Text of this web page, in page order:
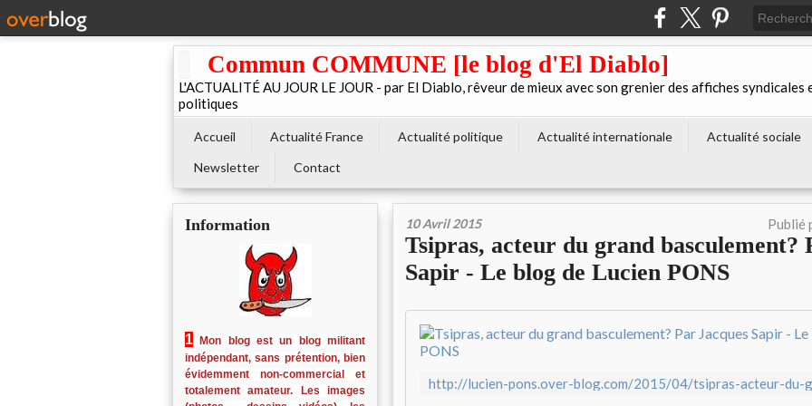
Commun COMMUNE [le blog d'El Diablo]
L'ACTUALITÉ AU JOUR LE JOUR - par El Diablo, rêveur de mieux avec son grenier des affiches syndicales
politiques
Accueil Actualité France Actualité politique Actualité internationale Actualité sociale
Newsletter
Contact
Information
1
Mon blog est un blog militant
indépendant, sans prétention, bien
évidemment non-commercial et
totalement amateur. Les images
10 Avril 2015 Publié
Tsipras, acteur du grand basculement?
Sapir - Le blog de Lucien PONS